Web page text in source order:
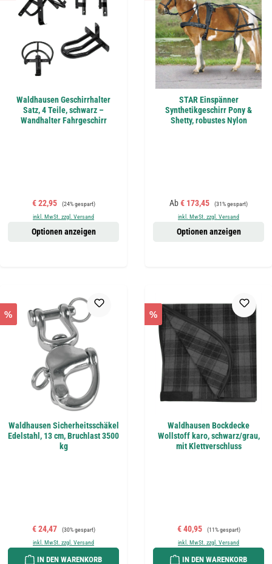
Waldhausen Geschirrhalter
Satz, 4 Teile, schwarz –
Wandhalter Fahrgeschirr
Verkaufspreis:
€ 22,95 Regulärer Preis:
(24% gespart)
inkl. MwSt. zzgl. Versand
Optionen anzeigen
STAR Einspänner
Synthetikgeschirr Pony &
Shetty, robustes Nylon
Verkaufspreis:
Ab€ 173,45 Regulärer Preis:
(31% gespart)
inkl. MwSt. zzgl. Versand
Optionen anzeigen
%
Waldhausen Sicherheitsschäkel
Edelstahl, 13 cm, Bruchlast 3500
kg
Verkaufspreis:
€ 24,47 Regulärer Preis:
(30% gespart)
inkl. MwSt. zzgl. Versand
IN DEN WARENKORB
%
Waldhausen Bockdecke
Wollstoff karo, schwarz/grau,
mit Klettverschluss
Verkaufspreis:
€ 40,95 Regulärer Preis:
(11% gespart)
inkl. MwSt. zzgl. Versand
IN DEN WARENKORB